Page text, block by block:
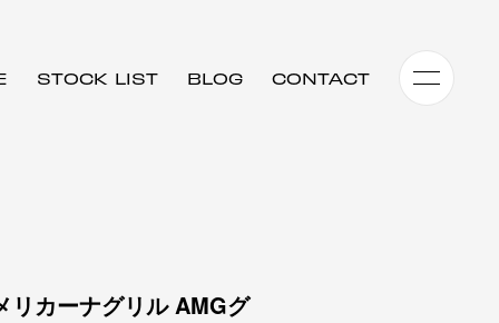
STOCK LIST BLOG CONTACT
リカーナグリル AMGグ